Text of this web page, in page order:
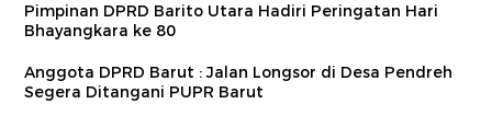
Pimpinan DPRD Barito Utara Hadiri Peringatan Hari
Bhayangkara ke 80
Anggota DPRD Barut : Jalan Longsor di Desa Pendreh
Segera Ditangani PUPR Barut